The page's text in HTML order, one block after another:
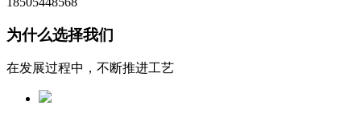
为什么选择我们
在发展过程中，不断推进工艺